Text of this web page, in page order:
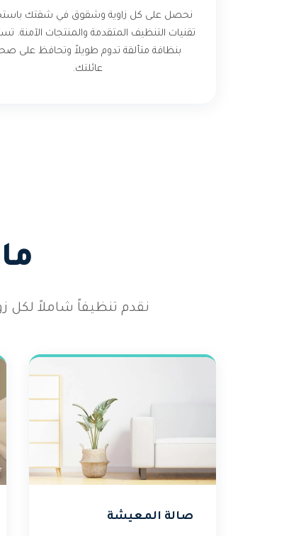
نحصل على كل زاوية وشقوق في شقتك
تقنيات التنظيف المتقدمة والمنتجات الآمنة.
بنظافة متألقة تدوم طويلاً وتحافظ على
عائلتك.
نقدم تنظيفاً شاملاً لكل
صالة المعيشة